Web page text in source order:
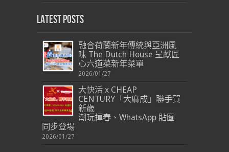
Latest Posts
融合荷蘭新年傳統與亞洲風
味 The Dutch House 呈獻匠
心六道菜新年菜單
2026/01/27
大快活 x CHEAP
CENTURY「大麻成」聯手賀
新歲
潮玩揮春、WhatsApp 貼圖
同步登場
2026/01/27